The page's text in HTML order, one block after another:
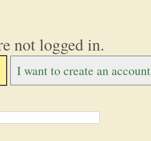
not logged in.
I want to create an account